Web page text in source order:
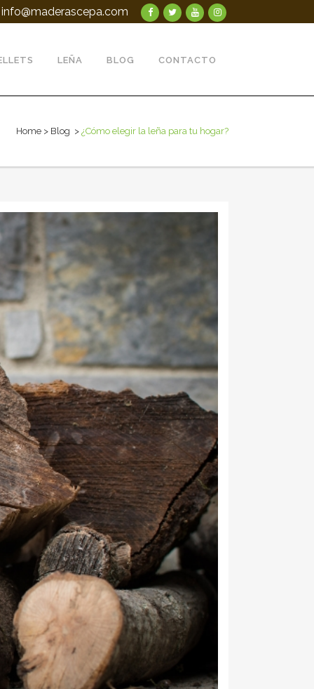
info@maderascepa.com
LEÑA BLOG CONTACTO
Home > Blog > ¿Cómo elegir la leña para tu hogar?